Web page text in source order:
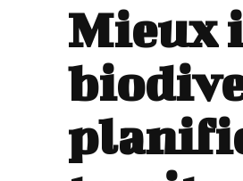
Mieux